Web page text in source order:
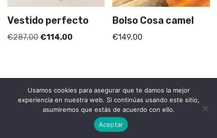
Vestido perfecto
€287,00 €114,00
Bolso Cosa camel
€149,00
|⠀ Hecho con mucho
⠀Política de Privacidad
Usamos cookies para asegurar que te damos la mejor
experiencia en nuestra web. Si continúas usando este sitio,
asumiremos que estás de acuerdo con ello.
Aceptar